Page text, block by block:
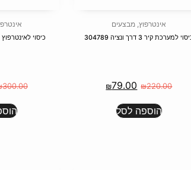
אינטרפוץ, מבצעים
למערכת קיר 3 דרך ונציה 304789
₪220.00
₪79.00
הוספה לסל
כיסוי לאינטרפוץ 3 דרך 130189 חמת
300.00